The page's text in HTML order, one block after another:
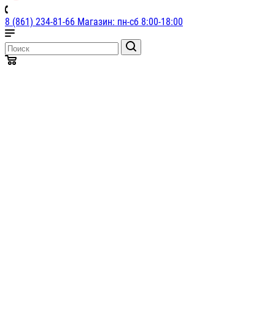
8 (861) 234-81-66 Магазин: пн-сб 8:00-18:00